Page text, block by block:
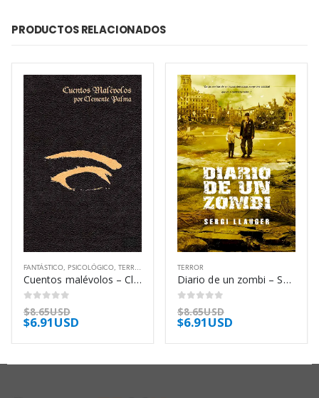
PRODUCTOS RELACIONADOS
FANTÁSTICO, PSICOLÓGICO, TERROR
Cuentos malévolos – Clemente Palma
0out of 5
$8.65USD
$6.91USD
TERROR
Diario de un zombi – Sergi Llauger
0out of 5
$8.65USD
$6.91USD